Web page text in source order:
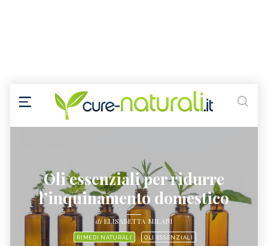
Oli essenziali per ridurre
l’inquinamento domestico
diELISABETTA MILANI
RIMEDI NATURALI OLI ESSENZIALI